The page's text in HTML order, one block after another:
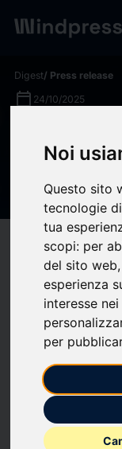
Noi
Questo sito
tecnologie
tua
scopi: per
del sito web,
esperienza
interesse
per
Digest/ Press release
calendar_today 24/10/2025
Teatro
Compatibility help
bookmark_borderupload
a cura di Vincenzo
in collaborazione
In occasione del
Teatro Biondo di
editore, dedica le
curate da
A partire dal 9